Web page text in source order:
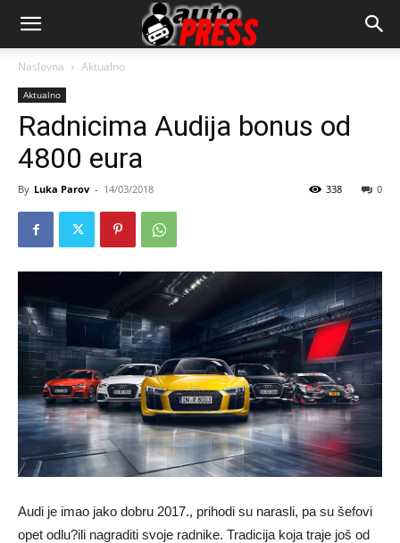
AutopressHR
Naslovna Aktualno
Aktualno
Radnicima Audija bonus od
4800 eura
By Luka Parov - 14/03/2018 0
338
Audi je imao jako dobru 2017., prihodi su narasli, pa su šefovi
opet odlu?ili nagraditi svoje radnike. Tradicija koja traje još od